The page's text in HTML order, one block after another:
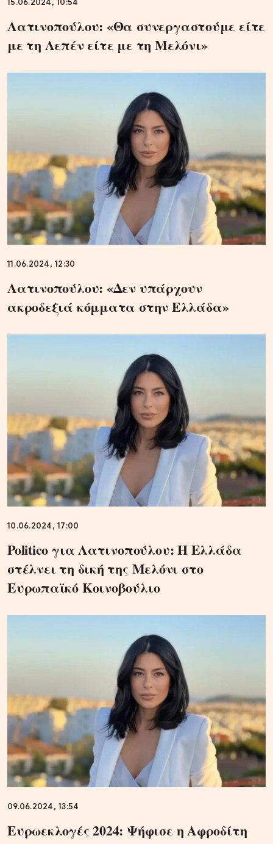
15.06.2024, 10:54
Λατινοπούλου: «Θα συνεργαστούμε είτε
με τη Λεπέν είτε με τη Μελόνι»
11.06.2024, 12:30
Λατινοπούλου: «Δεν υπάρχουν
ακροδεξιά κόμματα στην Ελλάδα»
10.06.2024, 17:00
Politico για Λατινοπούλου: Η Ελλάδα
στέλνει τη δική της Μελόνι στο
Ευρωπαϊκό Κοινοβούλιο
09.06.2024, 13:54
Ευρωεκλογές 2024: Ψήφισε η Αφροδίτη